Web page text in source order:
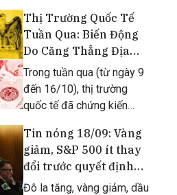
bối cảnh thị trường tài
chính toàn cầu đang diễn
biến phức tạp.
Thị Trường Quốc Tế
Tuần Qua: Biến Động
Do Căng Thẳng Địa
Chính Trị và Dữ Liệu
Kinh Tế
Trong tuần qua (từ ngày 9
đến 16/10), thị trường
quốc tế đã chứng kiến
chủ yếu do tình hình căng
thẳng địa chính trị tại Trung
Đông và các dữ liệu kinh tế
quan trọng từ Mỹ.
Tin nóng 18/09: Vàng
giảm, S&P 500 ít thay
đổi trước quyết định
của FED
Đô la tăng, vàng giảm, dầu